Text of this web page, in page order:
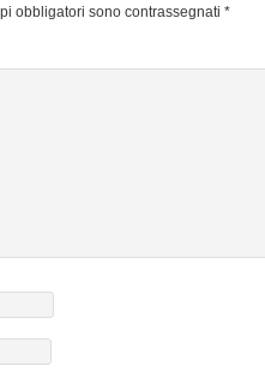
obbligatori sono contrassegnati *